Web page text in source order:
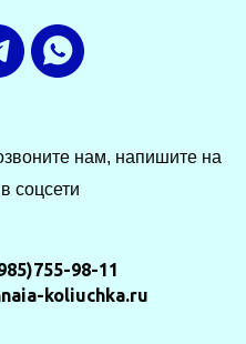
нам, напишите на
соцсети
98-11
koliuchka.ru